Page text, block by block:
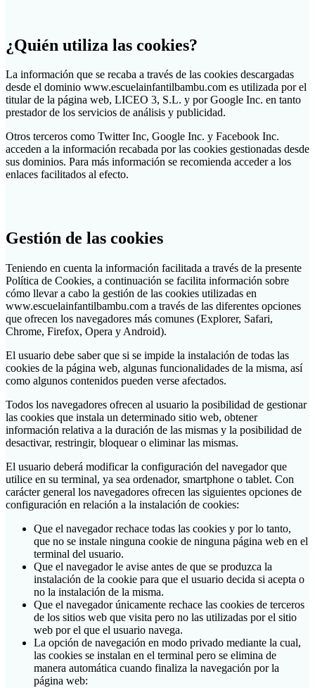
¿Quién utiliza las cookies?
La información que se recaba a través de las cookies descargadas
desde el dominio www.escuelainfantilbambu.com es utilizada por el
titular de la página web, LICEO 3, S.L. y por Google Inc. en tanto
prestador de los servicios de análisis y publicidad.
Otros terceros como Twitter Inc, Google Inc. y Facebook Inc.
acceden a la información recabada por las cookies gestionadas desde
sus dominios. Para más información se recomienda acceder a los
enlaces facilitados al efecto.
Gestión de las cookies
Teniendo en cuenta la información facilitada a través de la presente
Política de Cookies, a continuación se facilita información sobre
cómo llevar a cabo la gestión de las cookies utilizadas en
www.escuelainfantilbambu.com a través de las diferentes opciones
que ofrecen los navegadores más comunes (Explorer, Safari,
Chrome, Firefox, Opera y Android).
El usuario debe saber que si se impide la instalación de todas las
cookies de la página web, algunas funcionalidades de la misma, así
como algunos contenidos pueden verse afectados.
Todos los navegadores ofrecen al usuario la posibilidad de gestionar
las cookies que instala un determinado sitio web, obtener
información relativa a la duración de las mismas y la posibilidad de
desactivar, restringir, bloquear o eliminar las mismas.
El usuario deberá modificar la configuración del navegador que
utilice en su terminal, ya sea ordenador, smartphone o tablet. Con
carácter general los navegadores ofrecen las siguientes opciones de
configuración en relación a la instalación de cookies:
Que el navegador rechace todas las cookies y por lo tanto,
que no se instale ninguna cookie de ninguna página web en el
terminal del usuario.
Que el navegador le avise antes de que se produzca la
instalación de la cookie para que el usuario decida si acepta o
no la instalación de la misma.
Que el navegador únicamente rechace las cookies de terceros
de los sitios web que visita pero no las utilizadas por el sitio
web por el que el usuario navega.
La opción de navegación en modo privado mediante la cual,
las cookies se instalan en el terminal pero se elimina de
manera automática cuando finaliza la navegación por la
página web: